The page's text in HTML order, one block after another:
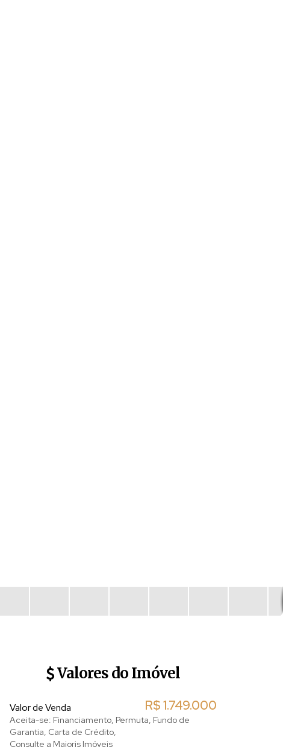
Valores do Imóvel
R$1.749.000
Valor de Venda
Aceita-se: Financiamento, Permuta, Fundo de
Garantia, Carta de Crédito,
Consulte a Majoris Imóveis